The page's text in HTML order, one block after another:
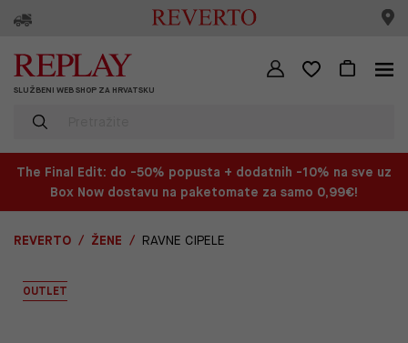
SLUŽBENI WEB SHOP ZA HRVATSKU
The Final Edit: do -50% popusta + dodatnih -10% na sve uz
Box Now dostavu na paketomate za samo 0,99€!
REVERTO ŽENE RAVNE CIPELE
OUTLET